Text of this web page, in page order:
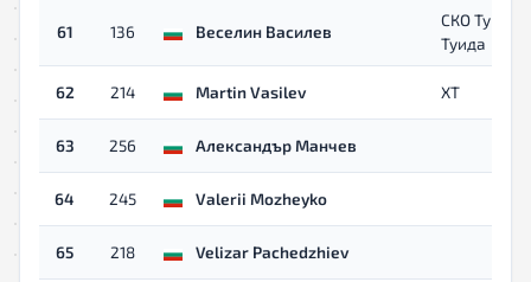
61 136 Веселин Василев
СКО Туида -
Туида
62 214 Martin Vasilev XT
63 256 Александър Манчев
64 245 Valerii Mozheyko
65 218 Velizar Pachedzhiev